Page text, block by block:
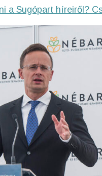
a Sugópart híreiről?